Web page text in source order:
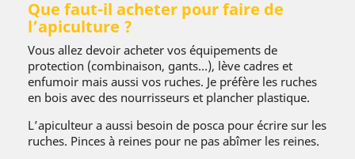
Que faut-il acheter pour faire de
l’apiculture ?
Vous allez devoir acheter vos équipements de
protection (combinaison, gants…), lève cadres et
enfumoir mais aussi vos ruches. Je préfère les ruches
en bois avec des nourrisseurs et plancher plastique.
L’apiculteur a aussi besoin de posca pour écrire sur les
ruches. Pinces à reines pour ne pas abîmer les reines.